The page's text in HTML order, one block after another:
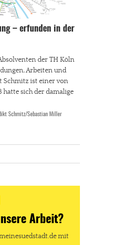
– erfunden in der
der TH Köln
Arbeiten und
Schmitz ist einer von
hatte sich der damalige
Schmitz/Sebastian Miller
Arbeit?
mit